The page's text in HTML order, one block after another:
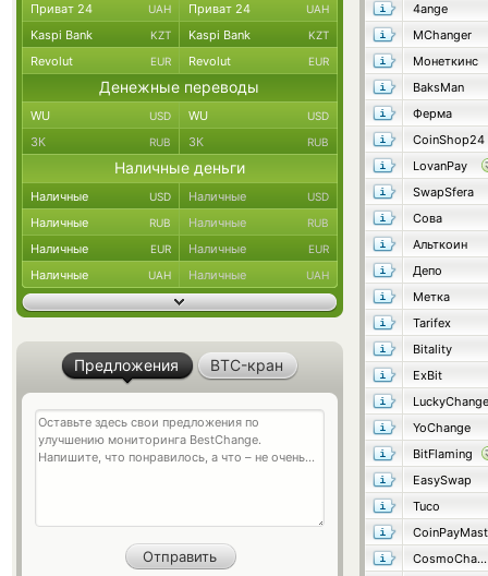
4ange
MChanger
Монеткинс
BaksMan
Ферма
CoinShop24
LovanPay
SwapSfera
Сова
Альткоин
Депо
Метка
Tarifex
Bitality
ExBit
LuckyChange
YoChange
BitFlaming
EasySwap
Tuco
CosmoChanger
Приват 24 UAH Приват 24 UAH
Kaspi Bank KZT Kaspi Bank KZT
Revolut EUR Revolut EUR
Денежные переводы
WU USD WU USD
ЗК RUB ЗК RUB
Наличные деньги
Наличные USD Наличные USD
Наличные RUB Наличные RUB
Наличные EUR Наличные EUR
Наличные UAH Наличные UAH
Предложения BTC-кран